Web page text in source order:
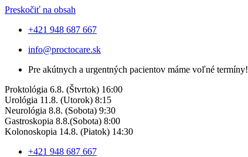
Preskočiť na obsah
+421 948 687 667
info@proctocare.sk
Pre akútnych a urgentných pacientov máme voľné termíny!
Proktológia 6.8. (Štvrtok) 16:00
Urológia 11.8. (Utorok) 8:15
Neurológia 8.8. (Sobota) 9:30
Gastroskopia 8.8.(Sobota) 8:00
Kolonoskopia 14.8. (Piatok) 14:30
+421 948 687 667